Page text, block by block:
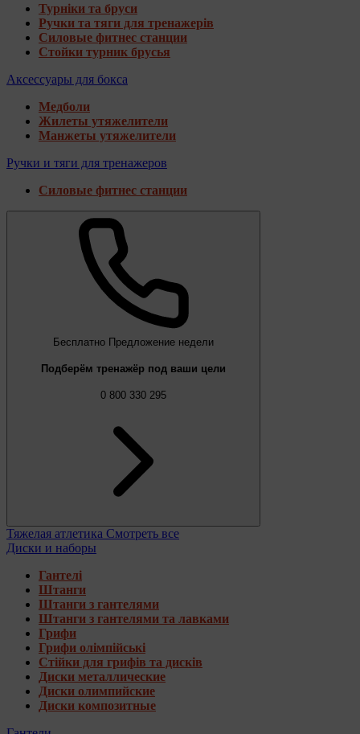
Турніки та бруси
Ручки та тяги для тренажерів
Силовые фитнес станции
Стойки турник брусья
Аксессуары для бокса
Медболи
Жилеты утяжелители
Манжеты утяжелители
Ручки и тяги для тренажеров
Силовые фитнес станции
Бесплатно Предложение недели
Подберём тренажёр под ваши цели
0 800 330 295
Тяжелая атлетика Смотреть все
Диски и наборы
Гантелі
Штанги
Штанги з гантелями
Штанги з гантелями та лавками
Грифи
Грифи олімпійські
Стійки для грифів та дисків
Диски металлические
Диски олимпийские
Диски композитные